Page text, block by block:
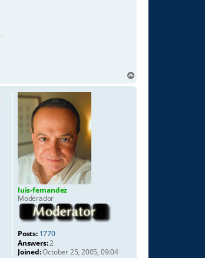
luis-fernandez
Moderador
Posts: 1770
Answers:2
Joined:October 25, 2005, 09:04